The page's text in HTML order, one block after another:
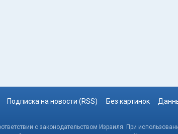
Подписка на новости (RSS) Без картинок
с законодательством Израиля. При